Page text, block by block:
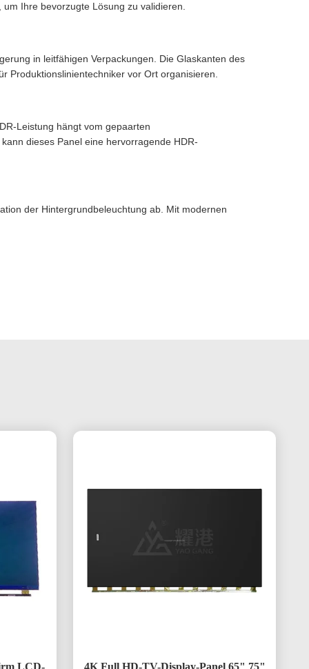
Ihre bevorzugte Lösung zu validieren.
in leitfähigen Verpackungen. Die Glaskanten des
Produktionslinientechniker vor Ort organisieren.
Leistung hängt vom gepaarten
dieses Panel eine hervorragende HDR-
der Hintergrundbeleuchtung ab. Mit modernen
LCD- 4K Full HD-TV-Display-Panel 65" 75"